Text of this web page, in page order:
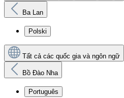
Ba Lan
Polski
Tất cả các quốc gia và ngôn ngữ
Bồ Đào Nha
Português